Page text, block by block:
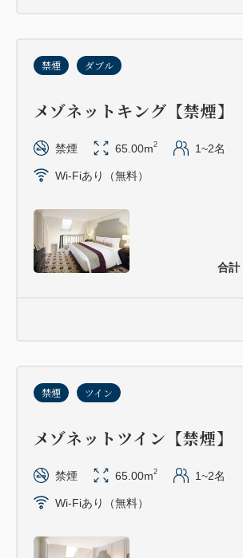
合計
禁煙 ダブル
メゾネットキング【禁煙】
禁煙 65.00m2 1~2名
Wi-Fiあり（無料）
禁煙 ツイン
メゾネットツイン【禁煙】
禁煙 65.00m2 1~2名
Wi-Fiあり（無料）